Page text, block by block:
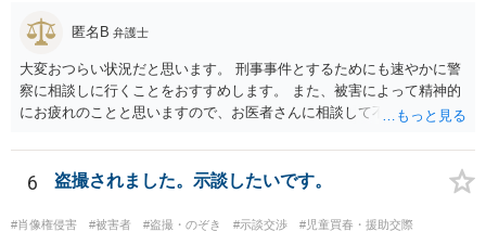
匿名B 弁護士
大変おつらい状況だと思います。 刑事事件とするためにも速やかに警
察に相談しに行くことをおすすめします。 また、被害によって精神的
にお疲れのことと思いますので、お医者さんに相談して不安な気持ち
6 盗撮されました。示談したいです。
#肖像権侵害 #被害者 #盗撮・のぞき #示談交渉
#児童買春・援助交際